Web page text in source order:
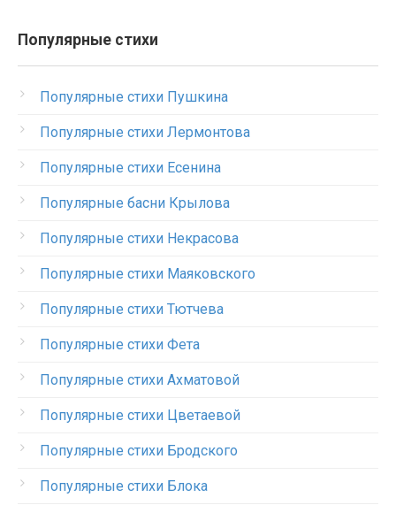
Популярные стихи
Популярные стихи Пушкина
Популярные стихи Лермонтова
Популярные стихи Есенина
Популярные басни Крылова
Популярные стихи Некрасова
Популярные стихи Маяковского
Популярные стихи Тютчева
Популярные стихи Фета
Популярные стихи Ахматовой
Популярные стихи Цветаевой
Популярные стихи Бродского
Популярные стихи Блока